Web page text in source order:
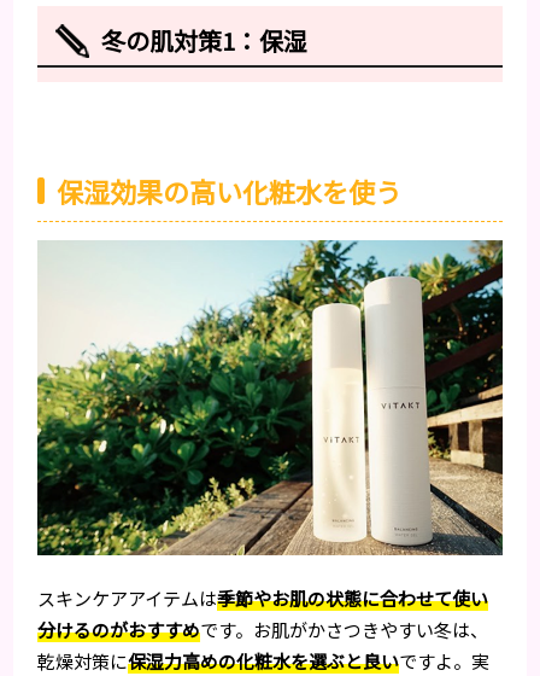
冬の肌対策1：保湿
保湿効果の高い化粧水を使う
スキンケアアイテムは季節やお肌の状態に合わせて使い
分けるのがおすすめです。お肌がかさつきやすい冬は、
乾燥対策に保湿力高めの化粧水を選ぶと良いですよ。実